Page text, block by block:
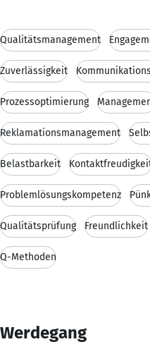
Qualitätsmanagement
Zuverlässigkeit
Prozessoptimierung
Reklamationsmanagement
Belastbarkeit
Problemlösungskompetenz
Qualitätsprüfung Freundlichkeit
Q-Methoden
Werdegang